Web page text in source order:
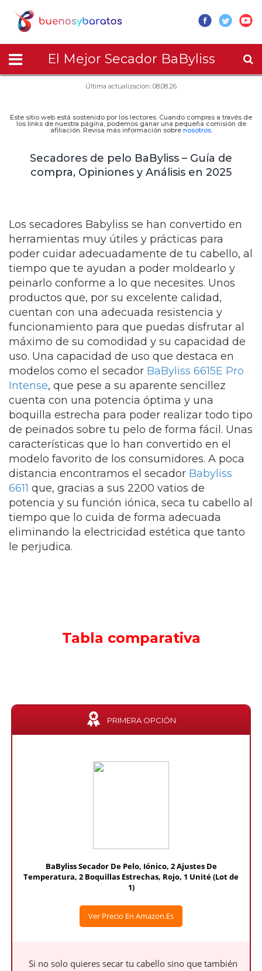
El Mejor Secador BaByliss
Última actualización: 08.08.26
Este sitio web está sostenido por los lectores. Cuando compras a través de
los links de nuestra página, podemos ganar una pequeña comisión de
afiliación. Revisa más información sobre nosotros.
Secadores de pelo BaByliss – Guía de
compra, Opiniones y Análisis en 2025
Los secadores Babyliss se han convertido en
herramientas muy útiles y prácticas para
poder cuidar adecuadamente de tu cabello, al
tiempo que te ayudan a poder moldearlo y
peinarlo conforme a lo que necesites. Unos
productos que, por su excelente calidad,
cuentan con una adecuada resistencia y
funcionamiento para que puedas disfrutar al
máximo de su comodidad y su capacidad de
uso. Una capacidad de uso que destaca en
modelos como el secador BaByliss 6615E Pro
Intense, que pese a su aparente sencillez
cuenta con una potencia óptima y una
boquilla estrecha para poder realizar todo tipo
de peinados sobre tu pelo de forma fácil. Unas
características que lo han convertido en el
modelo favorito de los consumidores. A poca
distancia encontramos el secador Babyliss
6611 que, gracias a sus 2200 vatios de
potencia y su función iónica, seca tu cabello al
tiempo que lo cuida de forma adecuada
eliminando la electricidad estética que tanto
le perjudica.
Tabla comparativa
PRIMERA OPCIÓN
BaByliss Secador De Pelo, Iónico, 2 Ajustes De
Temperatura, 2 Boquillas Estrechas, Rojo, 1 Unité (Lot de
1)
Ver Precio En Amazon.es
Si no solo quieres secar tu cabello sino que también